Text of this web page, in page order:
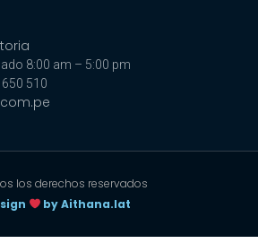
8:00 am – 5:00 pm
510
los derechos reservados
by Aithana.lat